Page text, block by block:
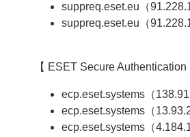
suppreq.eset.eu（
suppreq.eset.eu（
【 ESET Secure
ecp.eset.systems（
ecp.eset.systems（
ecp.eset.systems（